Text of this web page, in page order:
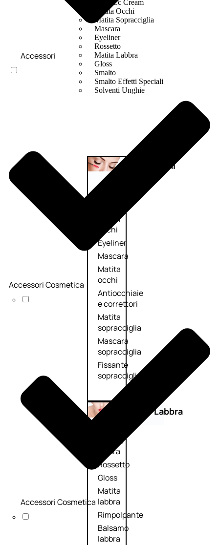
Bb E Cc Cream
Matita Occhi
Matita Sopracciglia
Mascara
Eyeliner
Rossetto
Matita Labbra
Gloss
Smalto
Smalto Effetti Speciali
Solventi Unghie
Occhi
Primer
occhi
Eyeliner
Mascara
Matita
occhi
Antiocchiaie
e correttori
Matita
sopracciglia
Mascara
sopracciglia
Fissante
sopracciglia
Labbra
Palette
labbra
Rossetto
Gloss
Matita
labbra
Rimpolpante
Balsamo
labbra
Accessori
Accessori Cosmetica
Accessori Cosmetica